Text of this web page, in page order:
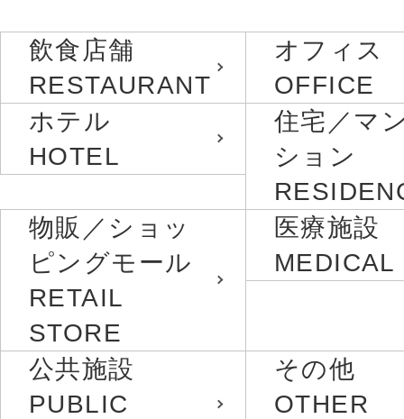
飲食店舗
RESTAURANT
オフィス
OFFICE
ホテル
HOTEL
住宅／マ
ション
物販／ショッ
ピングモール
RETAIL
STORE
医療施設
MEDICAL
公共施設
PUBLIC
その他
OTHER